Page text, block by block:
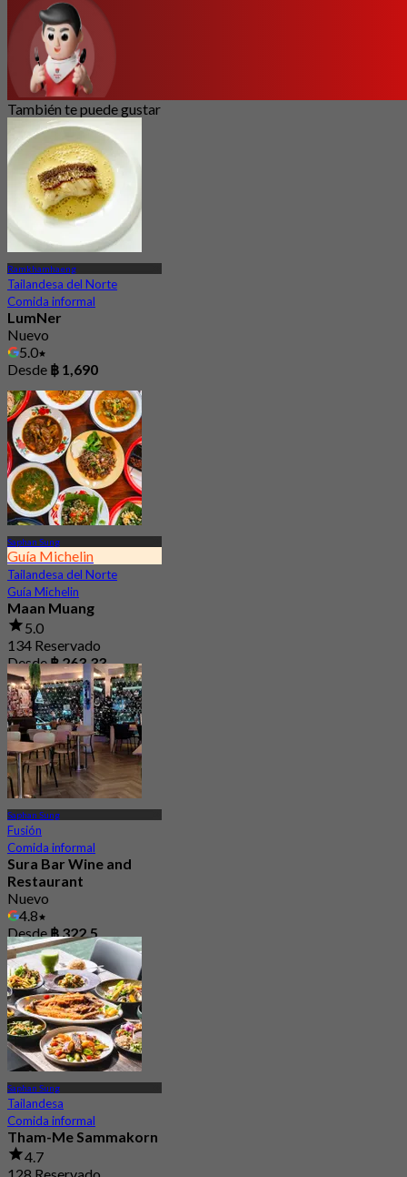
También te puede gustar
Ramkhamhaeng
Tailandesa del Norte
Comida informal
LumNer
Nuevo
5.0
Desde ฿ 1,690
Saphan Sung
Guía Michelin
Tailandesa del Norte
Guía Michelin
Maan Muang
5.0
134 Reservado
Desde฿ 263.33
Saphan Sung
Fusión
Comida informal
Sura Bar Wine and
Restaurant
Nuevo
4.8
Desde ฿ 322.5
Saphan Sung
Tailandesa
Comida informal
Tham-Me Sammakorn
4.7